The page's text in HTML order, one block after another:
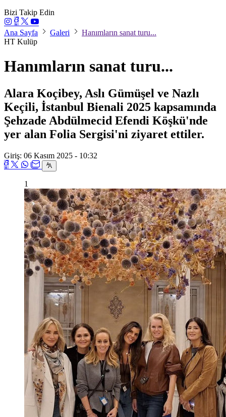
Bizi Takip Edin
Ana Sayfa Galeri
Hanımların sanat turu...
HT Kulüp
Hanımların sanat turu...
Alara Koçibey, Aslı Gümüşel ve Nazlı
Keçili, İstanbul Bienali 2025 kapsamında
Şehzade Abdülmecid Efendi Köşkü'nde
yer alan Folia Sergisi'ni ziyaret ettiler.
Giriş: 06 Kasım 2025 - 10:32
1